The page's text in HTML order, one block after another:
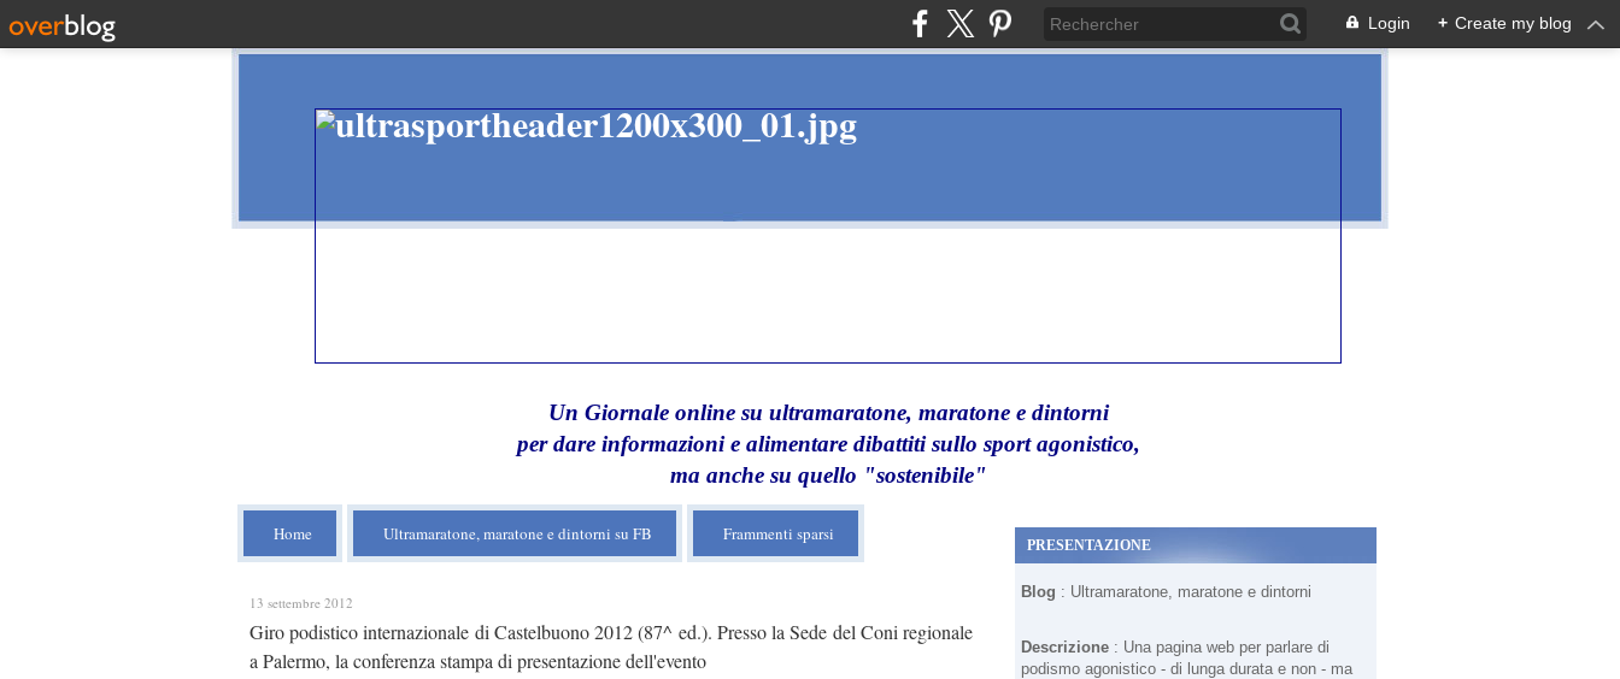
Login + Create my blog
Un Giornale online su ultramaratone, maratone e dintorni
per dare informazioni e alimentare dibattiti sullo sport agonistico,
ma anche su quello "sostenibile"
Home Ultramaratone, maratone e dintorni su FB Frammenti sparsi
13 settembre 2012
Giro podistico internazionale di Castelbuono 2012 (87^ ed.). Presso la Sede del Coni regionale
a Palermo, la conferenza stampa di presentazione dell'evento
PRESENTAZIONE
Blog : Ultramaratone, maratone e dintorni
Descrizione : Una pagina web per parlare di
podismo agonistico - di lunga durata e non - ma